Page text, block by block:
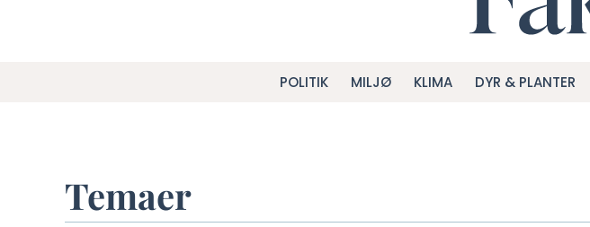
POLITIK MILJØ KLIMA DYR & PLANTER
Temaer